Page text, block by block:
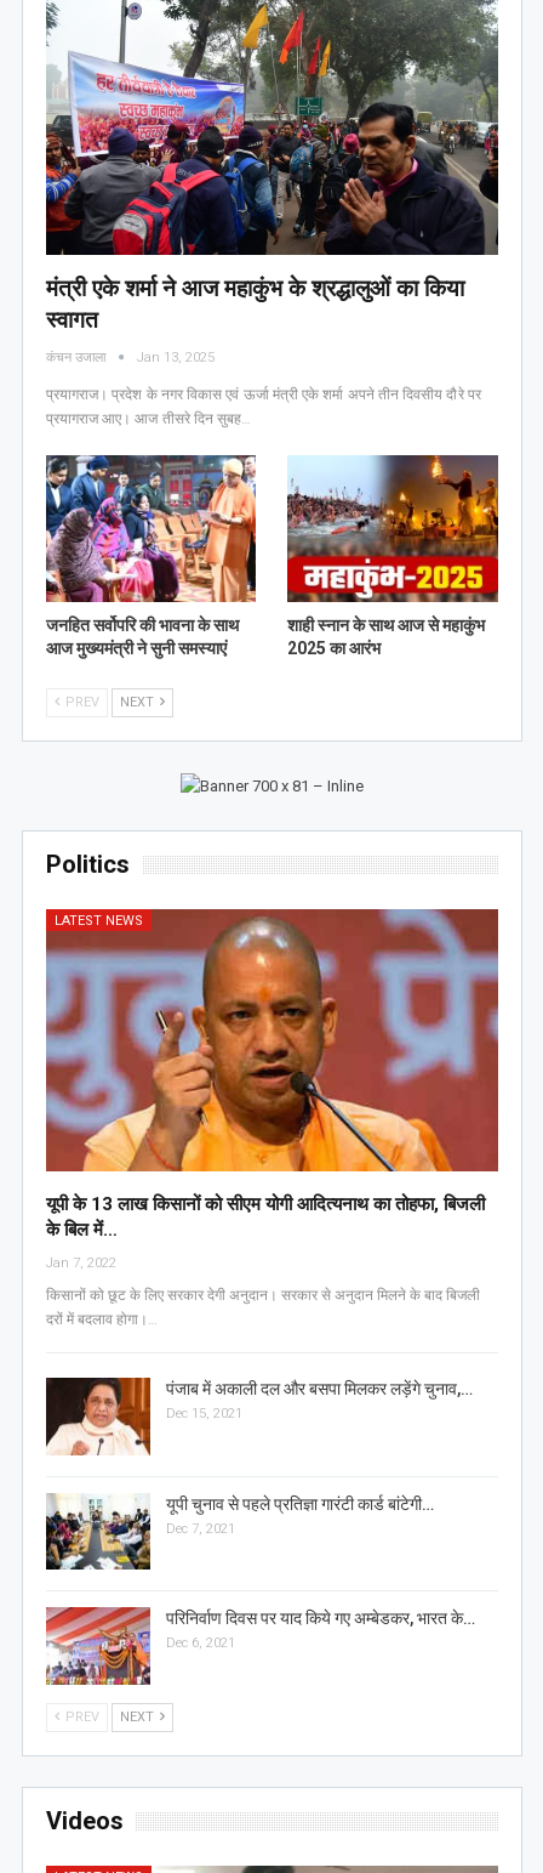
मंत्री एके शर्मा ने आज महाकुंभ के श्रद्धालुओं का किया
स्वागत
कंचन उजाला Jan 13, 2025
प्रयागराज। प्रदेश के नगर विकास एवं ऊर्जा मंत्री एके शर्मा अपने तीन दिवसीय दौरे पर
प्रयागराज आए। आज तीसरे दिन सुबह…
जनहित सर्वोपरि की भावना के साथ
आज मुख्यमंत्री ने सुनी समस्याएं
शाही स्नान के साथ आज से महाकुंभ
2025 का आरंभ
PREV NEXT
Politics
LATEST NEWS
यूपी के 13 लाख किसानों को सीएम योगी आद‍ित्‍यनाथ का तोहफा, ब‍िजली
के ब‍िल में…
Jan 7, 2022
किसानों को छूट के लिए सरकार देगी अनुदान। सरकार से अनुदान मिलने के बाद बिजली
दरों में बदलाव होगा।…
पंजाब में अकाली दल और बसपा मिलकर लड़ेंगे चुनाव,…
Dec 15, 2021
यूपी चुनाव से पहले प्रतिज्ञा गारंटी कार्ड बांटेगी…
Dec 7, 2021
परिनिर्वाण दिवस पर याद किये गए अम्बेडकर, भारत के…
Dec 6, 2021
PREV NEXT
Videos